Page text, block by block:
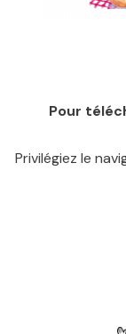
Pour
Privilégiez le